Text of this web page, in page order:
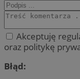
Akceptuję
oraz politykę
Błąd: